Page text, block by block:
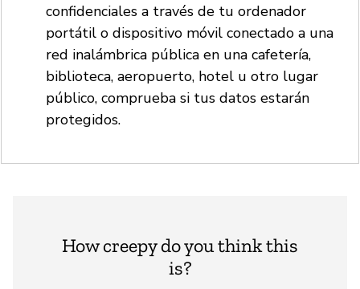
confidenciales a través de tu ordenador
portátil o dispositivo móvil conectado a una
red inalámbrica pública en una cafetería,
biblioteca, aeropuerto, hotel u otro lugar
público, comprueba si tus datos estarán
protegidos.
How creepy do you think this
is?